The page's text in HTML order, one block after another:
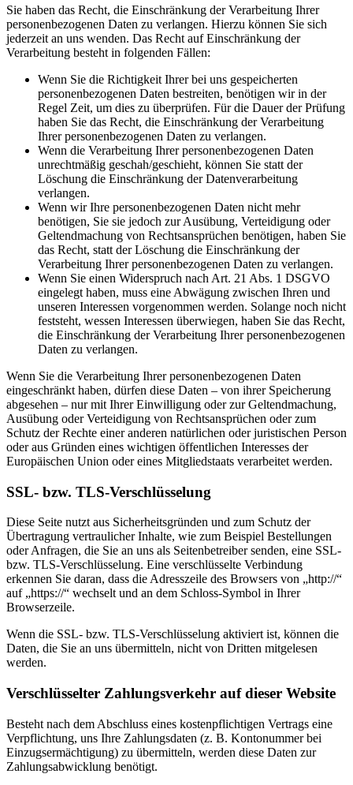
Sie haben das Recht, die Einschränkung der Verarbeitung Ihrer
personenbezogenen Daten zu verlangen. Hierzu können Sie sich
jederzeit an uns wenden. Das Recht auf Einschränkung der
Verarbeitung besteht in folgenden Fällen:
Wenn Sie die Richtigkeit Ihrer bei uns gespeicherten
personenbezogenen Daten bestreiten, benötigen wir in der
Regel Zeit, um dies zu überprüfen. Für die Dauer der Prüfung
haben Sie das Recht, die Einschränkung der Verarbeitung
Ihrer personenbezogenen Daten zu verlangen.
Wenn die Verarbeitung Ihrer personenbezogenen Daten
unrechtmäßig geschah/geschieht, können Sie statt der
Löschung die Einschränkung der Datenverarbeitung
verlangen.
Wenn wir Ihre personenbezogenen Daten nicht mehr
benötigen, Sie sie jedoch zur Ausübung, Verteidigung oder
Geltendmachung von Rechtsansprüchen benötigen, haben Sie
das Recht, statt der Löschung die Einschränkung der
Verarbeitung Ihrer personenbezogenen Daten zu verlangen.
Wenn Sie einen Widerspruch nach Art. 21 Abs. 1 DSGVO
eingelegt haben, muss eine Abwägung zwischen Ihren und
unseren Interessen vorgenommen werden. Solange noch nicht
feststeht, wessen Interessen überwiegen, haben Sie das Recht,
die Einschränkung der Verarbeitung Ihrer personenbezogenen
Daten zu verlangen.
Wenn Sie die Verarbeitung Ihrer personenbezogenen Daten
eingeschränkt haben, dürfen diese Daten – von ihrer Speicherung
abgesehen – nur mit Ihrer Einwilligung oder zur Geltendmachung,
Ausübung oder Verteidigung von Rechtsansprüchen oder zum
Schutz der Rechte einer anderen natürlichen oder juristischen Person
oder aus Gründen eines wichtigen öffentlichen Interesses der
Europäischen Union oder eines Mitgliedstaats verarbeitet werden.
SSL- bzw. TLS-Verschlüsselung
Diese Seite nutzt aus Sicherheitsgründen und zum Schutz der
Übertragung vertraulicher Inhalte, wie zum Beispiel Bestellungen
oder Anfragen, die Sie an uns als Seitenbetreiber senden, eine SSL-
bzw. TLS-Verschlüsselung. Eine verschlüsselte Verbindung
erkennen Sie daran, dass die Adresszeile des Browsers von „http://“
auf „https://“ wechselt und an dem Schloss-Symbol in Ihrer
Browserzeile.
Wenn die SSL- bzw. TLS-Verschlüsselung aktiviert ist, können die
Daten, die Sie an uns übermitteln, nicht von Dritten mitgelesen
werden.
Verschlüsselter Zahlungsverkehr auf dieser Website
Besteht nach dem Abschluss eines kostenpflichtigen Vertrags eine
Verpflichtung, uns Ihre Zahlungsdaten (z. B. Kontonummer bei
Einzugsermächtigung) zu übermitteln, werden diese Daten zur
Zahlungsabwicklung benötigt.